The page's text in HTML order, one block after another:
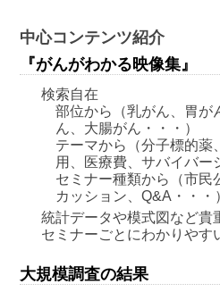
中心コンテンツ紹介
『がんがわかる映像集』
検索自在
部位から（乳がん、胃が
ん、大腸がん・・・）
テーマから（分子標的薬
用、医療費、サバイバー
セミナー種類から（市民
カッション、Q&A・・・
統計データや模式図など貴
セミナーごとにわかりやす
大規模調査の結果